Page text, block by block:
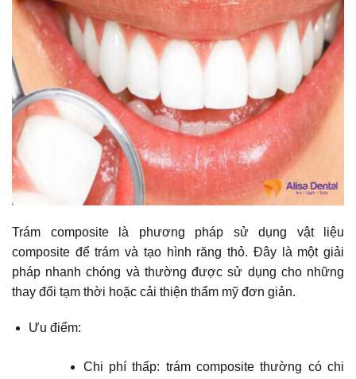
Trám composite là phương pháp sử dụng vật liệu
composite để trám và tạo hình răng thỏ. Đây là một giải
pháp nhanh chóng và thường được sử dụng cho những
thay đổi tạm thời hoặc cải thiện thẩm mỹ đơn giản.
Ưu điểm:
Chi phí thấp: trám composite thường có chi